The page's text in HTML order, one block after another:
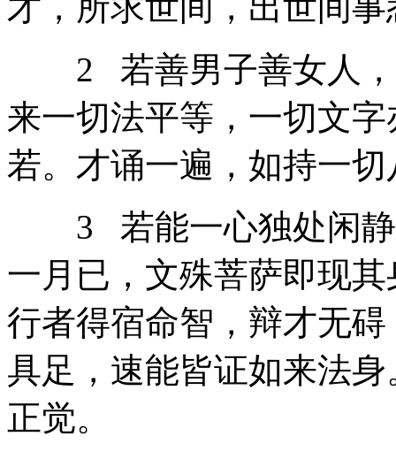
2 若善男子善女人，
来一切法平等，一切文
若。才诵一遍，如持一
3 若能一心独处闲静
一月已，文殊菩萨即现
行者得宿命智，辩才无
具足，速能皆证如来法
正觉。